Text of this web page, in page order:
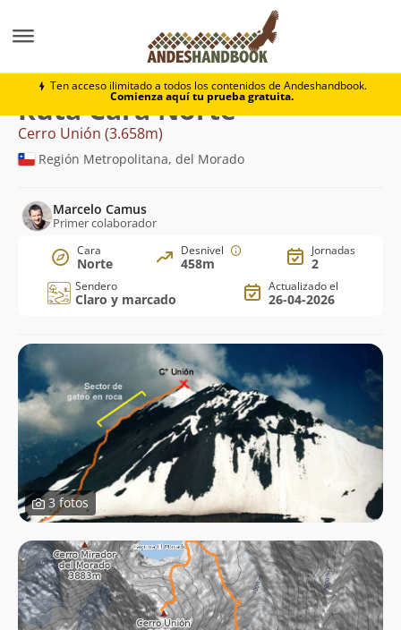
Ten acceso ilimitado a todos los contenidos de Andeshandbook.
Comienza aquí tu prueba gratuita.
Cerro Unión Cara Norte
Ruta Cara Norte
Cerro Unión (3.658m)
Región Metropolitana, del Morado
Marcelo Camus
Primer colaborador
Cara
Norte
Desnivel
458m
Jornadas
2
Sendero
Claro y marcado
Actualizado el
26-04-2026
3 fotos